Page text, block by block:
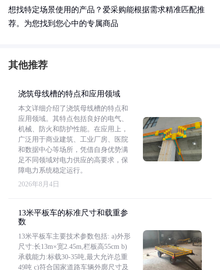
想找特定场景使用的产品？爱采购能根据需求精准匹配推
荐。为您找到您心中的专属商品
其他推荐
浇筑母线槽的特点和应用领域
本文详细介绍了浇筑母线槽的特点和
应用领域。其特点包括良好的电气、
机械、防火和防护性能。在应用上，
广泛用于商业建筑、工业厂房、医院
和数据中心等场所，凭借自身优势满
足不同领域对电力供应的高要求，保
障电力系统稳定运行。
2026年8月4日
13米平板车的标准尺寸和载重参
数
13米平板车主要技术参数包括: a)外形
尺寸:长13m×宽2.45m,栏板高55cm b)
承载能力:标载30-35吨,最大允许总重
49吨 c)符合国家道路车辆外廓尺寸及